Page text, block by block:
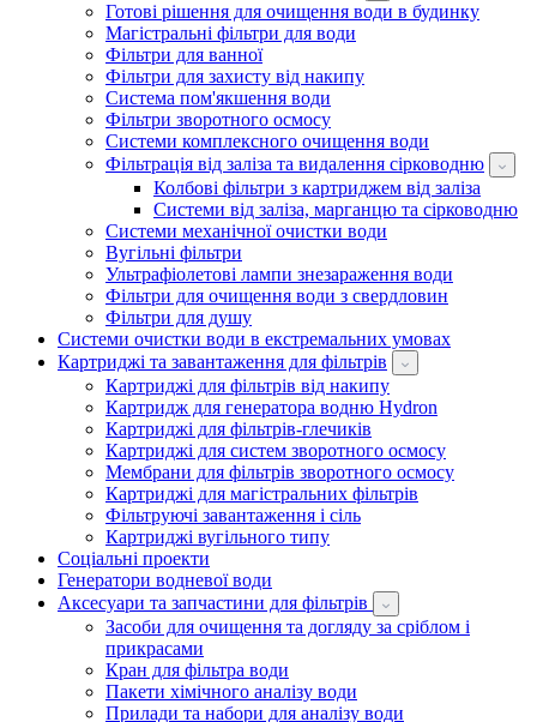
Готові рішення для очищення води в будинку
Магістральні фільтри для води
Фільтри для ванної
Фільтри для захисту від накипу
Система пом'якшення води
Фільтри зворотного осмосу
Системи комплексного очищення води
Фільтрація від заліза та видалення сірководню
Колбові фільтри з картриджем від заліза
Системи від заліза, марганцю та сірководню
Системи механічної очистки води
Вугільні фільтри
Ультрафіолетові лампи знезараження води
Фільтри для очищення води з свердловин
Фільтри для душу
Системи очистки води в екстремальних умовах
Картриджі та завантаження для фільтрів
Картриджі для фільтрів від накипу
Картридж для генератора водню Hydron
Картриджі для фільтрів-глечиків
Картриджі для систем зворотного осмосу
Мембрани для фільтрів зворотного осмосу
Картриджі для магістральних фільтрів
Фільтруючі завантаження і сіль
Картриджі вугільного типу
Соціальні проекти
Генератори водневої води
Аксесуари та запчастини для фільтрів
Засоби для очищення та догляду за сріблом і
прикрасами
Кран для фільтра води
Пакети хімічного аналізу води
Прилади та набори для аналізу води